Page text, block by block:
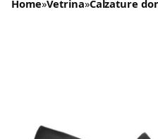
Home»Vetrina»Calzature